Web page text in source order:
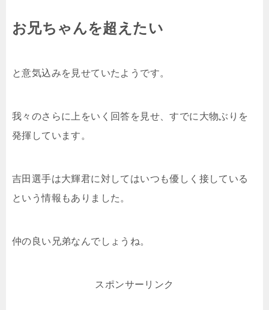
お兄ちゃんを超えたい
と意気込みを見せていたようです。
我々のさらに上をいく回答を見せ、すでに大物ぶりを
発揮しています。
吉田選手は大輝君に対してはいつも優しく接している
という情報もありました。
仲の良い兄弟なんでしょうね。
スポンサーリンク